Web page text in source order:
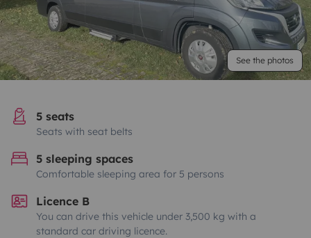
See the photos
5 seats
Seats with seat belts
5 sleeping spaces
Comfortable sleeping area for 5 persons
Licence B
You can drive this vehicle under 3,500 kg with a
standard car driving licence.